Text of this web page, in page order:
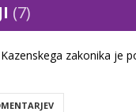
(7)
zakonika je